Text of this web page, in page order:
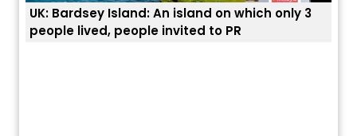
UK: Bardsey Island: An island on which only 3
people lived, people invited to PR